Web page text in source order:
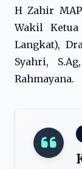
H Zahir
Wakil
Langkat),
Syahri,
Rahmayana.